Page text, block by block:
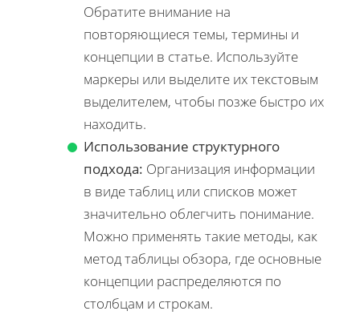
Обратите внимание на
повторяющиеся темы, термины и
концепции в статье. Используйте
маркеры или выделите их текстовым
выделителем, чтобы позже быстро их
находить.
Использование структурного
подхода: Организация информации
в виде таблиц или списков может
значительно облегчить понимание.
Можно применять такие методы, как
метод таблицы обзора, где основные
концепции распределяются по
столбцам и строкам.